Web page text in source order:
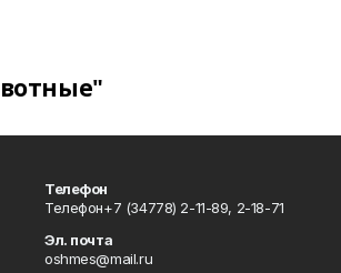
Телефон
Телефон+7 (34778) 2-11-89, 2-18-71
Эл. почта
oshmes@mail.ru